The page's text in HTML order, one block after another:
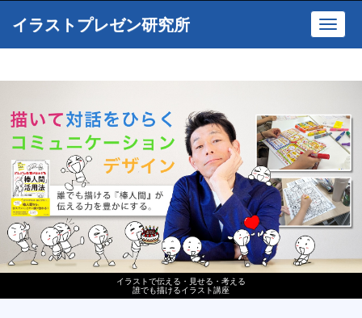
イラストで伝える・見せる・考える
誰でも描けるイラスト講座
イラストプレゼン研究所